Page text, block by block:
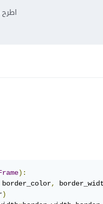
):
border_color,
)